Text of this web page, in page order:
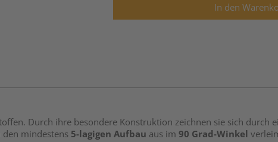
In den
Durch ihre besondere Konstruktion zeichnen sie sich durch
den mindestens 5-lagigen Aufbau aus im 90 Grad-Winkel